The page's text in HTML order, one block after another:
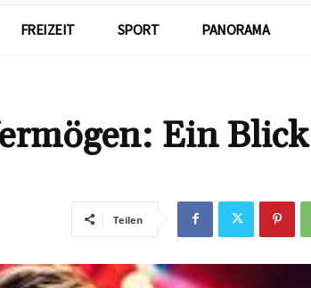
FREIZEIT SPORT PANORAMA
Ein Blick
Teilen